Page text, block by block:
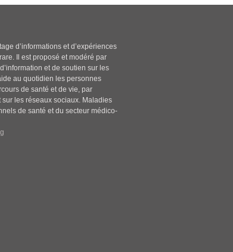
d’informations et d’expériences
Il est proposé et modéré par
et de soutien sur les
au quotidien les personnes
de santé et de vie, par
les réseaux sociaux. Maladies
de santé et du secteur médico-